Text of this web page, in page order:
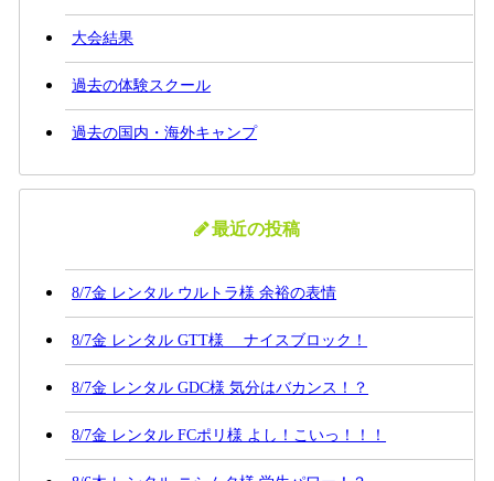
大会結果
過去の体験スクール
過去の国内・海外キャンプ
最近の投稿
8/7金 レンタル ウルトラ様 余裕の表情
8/7金 レンタル GTT様 ナイスブロック！
8/7金 レンタル GDC様 気分はバカンス！？
8/7金 レンタル FCポリ様 よし！こいっ！！！